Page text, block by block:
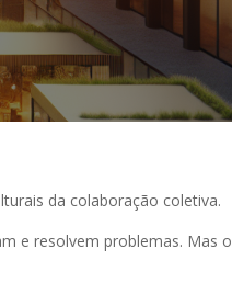
da colaboração coletiva.
e resolvem problemas. Mas o